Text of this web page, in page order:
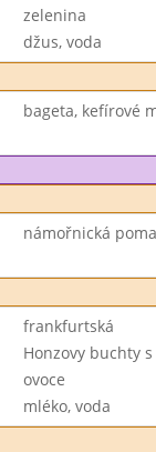
zelenina
džus, voda
bageta, kefírové
námořnická
frankfurtská
Honzovy buchty
ovoce
mléko, voda